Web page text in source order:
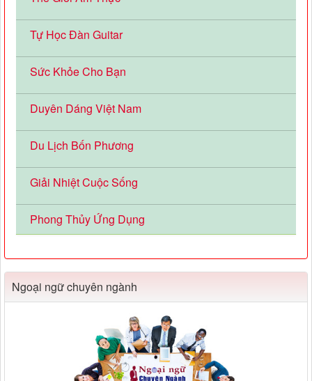
Tự Học Đàn Guitar
Sức Khỏe Cho Bạn
Duyên Dáng Việt Nam
Du Lịch Bốn Phương
Giải Nhiệt Cuộc Sống
Phong Thủy Ứng Dụng
Ngoại ngữ chuyên ngành